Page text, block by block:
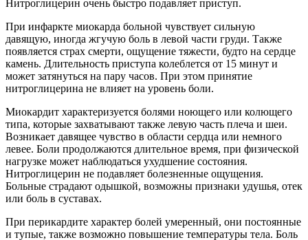
Нитроглицерин очень быстро подавляет приступ.
При инфаркте миокарда больной чувствует сильную
давящую, иногда жгучую боль в левой части груди. Также
появляется страх смерти, ощущение тяжести, будто на сердце
камень. Длительность приступа колеблется от 15 минут и
может затянуться на пару часов. При этом принятие
нитроглицерина не влияет на уровень боли.
Миокардит характеризуется болями ноющего или колющего
типа, которые захватывают также левую часть плеча и шеи.
Возникает давящее чувство в области сердца или немного
левее. Боли продолжаются длительное время, при физической
нагрузке может наблюдаться ухудшение состояния.
Нитроглицерин не подавляет болезненные ощущения.
Больные страдают одышкой, возможны признаки удушья, отек
или боль в суставах.
При перикардите характер болей умеренный, они постоянные
и тупые, также возможно повышение температуры тела. Боль